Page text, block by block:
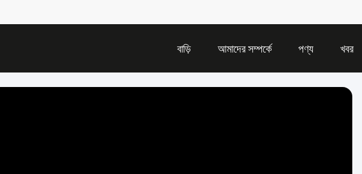
বাড়ি আমাদের সম্পর্কে পণ্য খবর